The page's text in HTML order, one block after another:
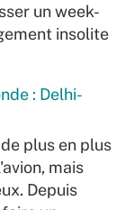
un week-
insolite
: Delhi-
plus en plus
mais
Depuis